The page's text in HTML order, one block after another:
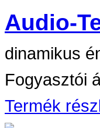
Audio-
dinamikus
Fogyasztói
Termék